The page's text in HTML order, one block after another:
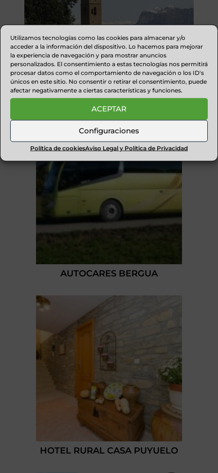
Utilizamos tecnologías como las cookies para almacenar y/o
acceder a la información del dispositivo. Lo hacemos para mejorar
la experiencia de navegación y para mostrar anuncios
personalizados. El consentimiento a estas tecnologías nos permitirá
procesar datos como el comportamiento de navegación o los ID's
únicos en este sitio. No consentir o retirar el consentimiento, puede
afectar negativamente a ciertas características y funciones.
ACEPTAR
Configuraciones
Política de cookiesAviso Legal y Política de Privacidad
MURO DE RODA
RECOMENDAMOS
AUTOCARES BERGUA
HOTEL RURAL CASA PUYUELO